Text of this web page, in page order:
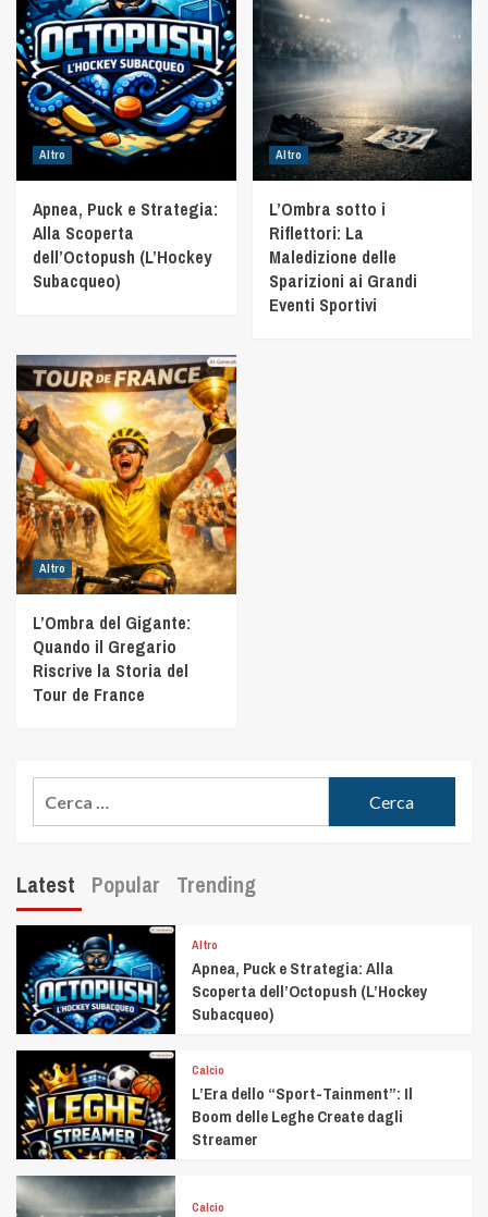
Altro
Apnea, Puck e Strategia:
Alla Scoperta
dell’Octopush (L’Hockey
Subacqueo)
Altro
L’Ombra sotto i
Riflettori: La
Maledizione delle
Sparizioni ai Grandi
Eventi Sportivi
Altro
L’Ombra del Gigante:
Quando il Gregario
Riscrive la Storia del
Tour de France
Latest Popular Trending
Altro
Apnea, Puck e Strategia: Alla
Scoperta dell’Octopush (L’Hockey
Subacqueo)
Calcio
L’Era dello “Sport-Tainment”: Il
Boom delle Leghe Create dagli
Streamer
Calcio